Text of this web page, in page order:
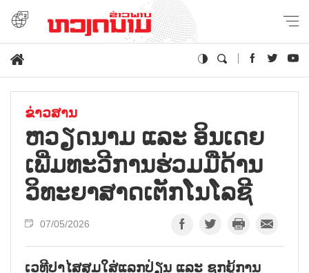
ຂ່າວສານ
ຫວຽດນາມ ແລະ ອິນເດຍ
ເພີ່ມທະວີການຮ່ວມມືດ້ານ
ວິທະຍາສາດເຕັກໂນໂລຊີ
07/05/2026
ເວທີປາໄສສຸມໃສ່ແລກປ່ຽນ ແລະ ຊຸກຍູ້ການ